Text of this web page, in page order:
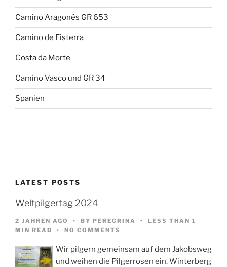
Camino Aragonés GR 653
Camino de Fisterra
Costa da Morte
Camino Vasco und GR 34
Spanien
LATEST POSTS
Weltpilgertag 2024
2 JAHREN AGO BY PEREGRINA
LESS THAN 1
MIN READ
NO COMMENTS
Wir pilgern gemeinsam auf dem Jakobsweg
und weihen die Pilgerrosen ein. Winterberg